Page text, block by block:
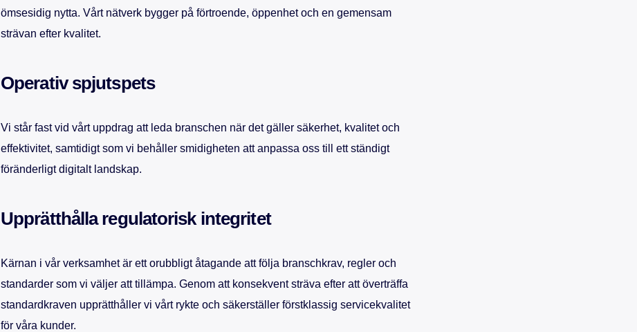
ömsesidig nytta. Vårt nätverk bygger på förtroende, öppenhet och en gemensam
strävan efter kvalitet.
Operativ spjutspets
Vi står fast vid vårt uppdrag att leda branschen när det gäller säkerhet, kvalitet och
effektivitet, samtidigt som vi behåller smidigheten att anpassa oss till ett ständigt
föränderligt digitalt landskap.
Upprätthålla regulatorisk integritet
Kärnan i vår verksamhet är ett orubbligt åtagande att följa branschkrav, regler och
standarder som vi väljer att tillämpa. Genom att konsekvent sträva efter att överträffa
standardkraven upprätthåller vi vårt rykte och säkerställer förstklassig servicekvalitet
för våra kunder.